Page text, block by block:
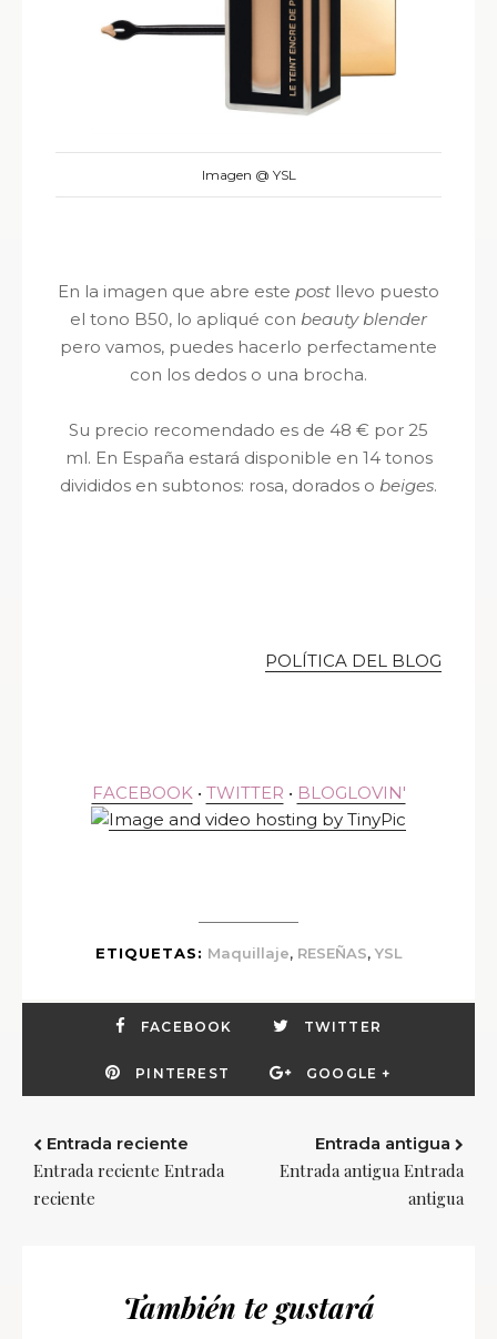
Imagen @ YSL
En la imagen que abre este post llevo puesto
el tono B50, lo apliqué con beauty blender
pero vamos, puedes hacerlo perfectamente
con los dedos o una brocha.
Su precio recomendado es de 48 € por 25
ml. En España estará disponible en 14 tonos
divididos en subtonos: rosa, dorados o beiges.
POLÍTICA DEL BLOG
FACEBOOK • TWITTER • BLOGLOVIN'
ETIQUETAS: Maquillaje, RESEÑAS, YSL
FACEBOOK TWITTER
PINTEREST GOOGLE +
Entrada reciente
Entrada reciente Entrada
reciente
Entrada antigua
Entrada antigua Entrada
antigua
También te gustará